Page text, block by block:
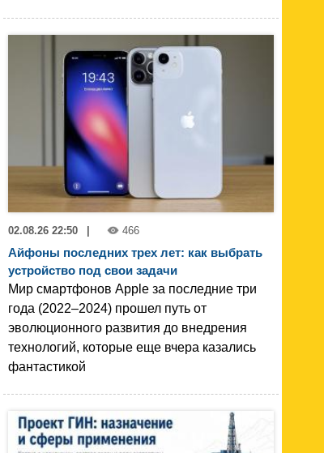
02.08.26 22:50 466
Айфоны последних трех лет: как выбрать
устройство под свои задачи
Мир смартфонов Apple за последние три
года (2022–2024) прошел путь от
эволюционного развития до внедрения
технологий, которые еще вчера казались
фантастикой